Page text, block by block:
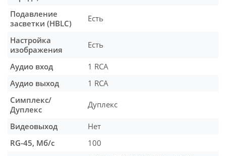
Подавление
засветки (HBLC)
Есть
Настройка
изображения
Есть
Аудио вход
1 RCA
Аудио выход
1 RCA
Симплекс/
Дуплекс
Дуплекс
Видеовыход
Нет
RG-45, Мб/с
100